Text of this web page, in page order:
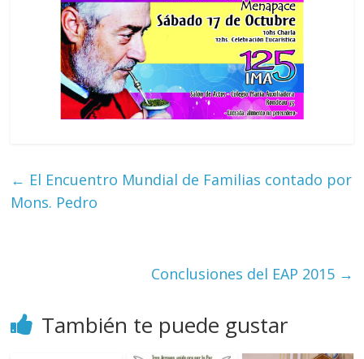
← El Encuentro Mundial de Familias contado por
Mons. Pedro
Conclusiones del EAP 2015 →
También te puede gustar